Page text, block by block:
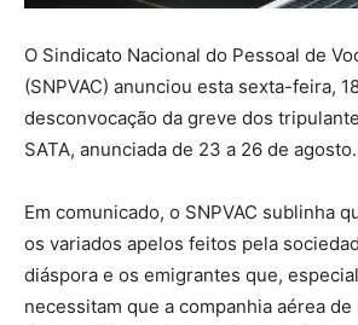
O Sindicato Nacional do Pessoal de
(SNPVAC) anunciou esta sexta-feira,
desconvocação da greve dos
SATA, anunciada de 23 a 26 de agosto.
Em comunicado, o SNPVAC sublinha
os variados apelos feitos pela
diáspora e os emigrantes que,
necessitam que a companhia aérea